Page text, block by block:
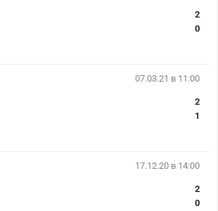
2
0
07.03.21 в 11:00
2
1
17.12.20 в 14:00
2
0